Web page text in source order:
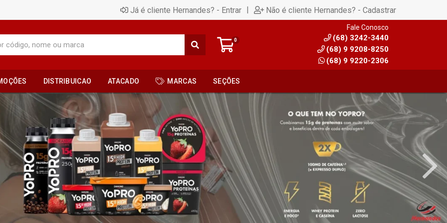
Já é cliente Hernandes? - Entrar | Não é cliente Hernandes? - Cadastrar
0
Fale Conosco
(68) 3242-3440
(68) 9 9208-8250
(68) 9 9220-2306
DISTRIBUICAO ATACADO MARCAS SEÇÕES